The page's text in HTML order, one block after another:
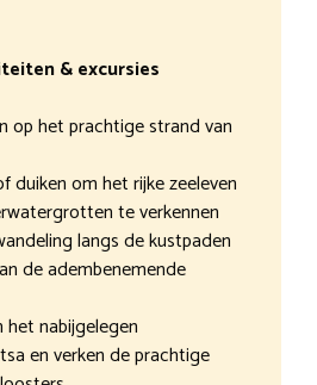
& excursies
op het prachtige strand van
duiken om het rijke zeeleven
te verkennen
langs de kustpaden
de adembenemende
het nabijgelegen
en verken de prachtige